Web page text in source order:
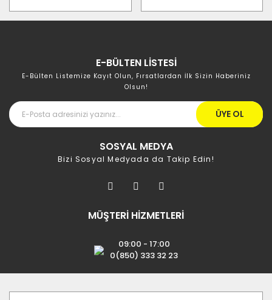
E-BÜLTEN LİSTESİ
E-Bülten Listemize Kayıt Olun, Fırsatlardan İlk Sizin Haberiniz
Olsun!
ÜYE OL
SOSYAL MEDYA
Bizi Sosyal Medyada da Takip Edin!
MÜŞTERİ HİZMETLERİ
09:00 - 17:00
0(850) 333 32 23